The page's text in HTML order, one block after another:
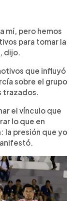
mí, pero hemos
para tomar la
dijo.
que influyó
sobre el grupo
trazados.
el vínculo que
lo que en
la presión que yo